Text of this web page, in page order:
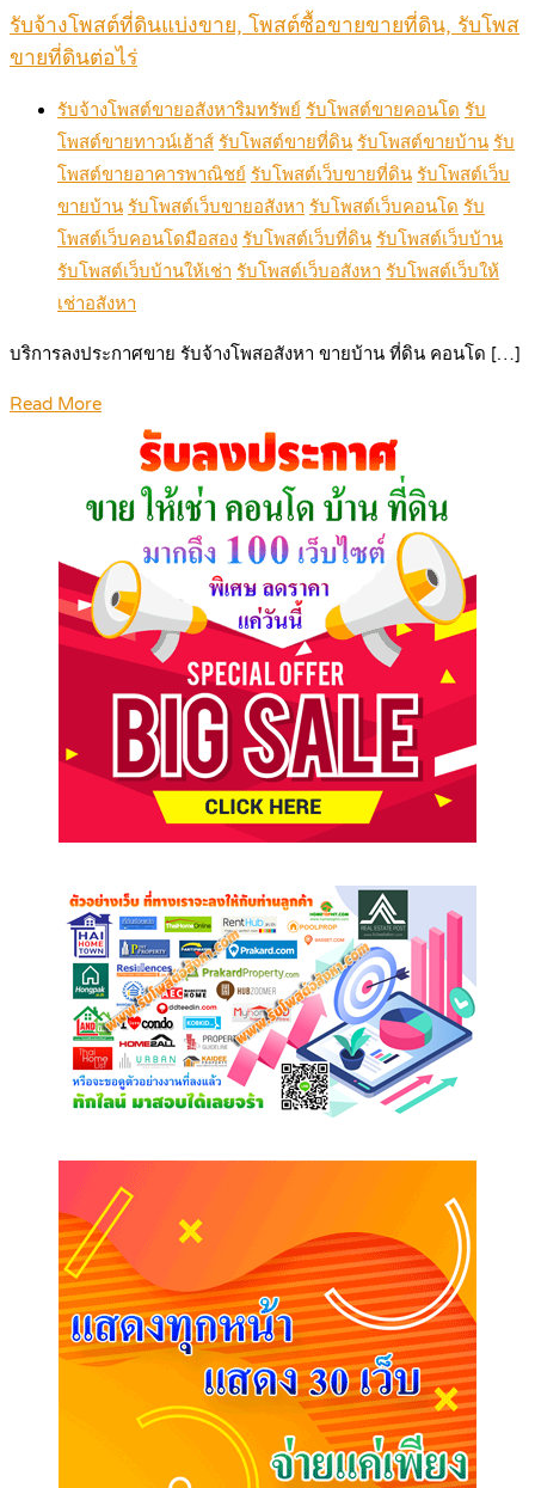
รับจ้างโพสต์ที่ดินแบ่งขาย, โพสต์ซื้อขายขายที่ดิน, รับโพส
ขายที่ดินต่อไร่
รับจ้างโพสต์ขายอสังหาริมทรัพย์ รับโพสต์ขายคอนโด รับ
โพสต์ขายทาวน์เฮ้าส์ รับโพสต์ขายที่ดิน รับโพสต์ขายบ้าน รับ
โพสต์ขายอาคารพาณิชย์ รับโพสต์เว็บขายที่ดิน รับโพสต์เว็บ
ขายบ้าน รับโพสต์เว็บขายอสังหา รับโพสต์เว็บคอนโด รับ
โพสต์เว็บคอนโดมือสอง รับโพสต์เว็บที่ดิน รับโพสต์เว็บบ้าน
รับโพสต์เว็บบ้านให้เช่า รับโพสต์เว็บอสังหา รับโพสต์เว็บให้
เช่าอสังหา
บริการลงประกาศขาย รับจ้างโพสอสังหา ขายบ้าน ที่ดิน คอนโด […]
Read More